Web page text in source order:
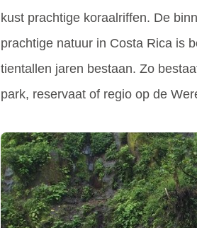
kust prachtige koraalriffen. De
prachtige natuur in Costa Rica is
tientallen jaren bestaan. Zo
park, reservaat of regio op de